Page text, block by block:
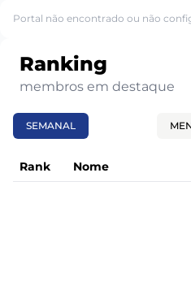
Portal não encontrado ou não
Ranking
membros em destaque
SEMANAL
Rank Nome